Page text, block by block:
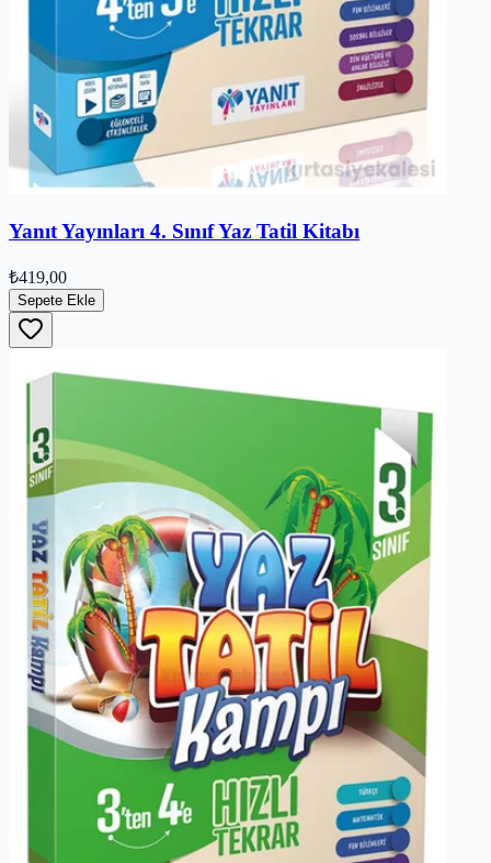
Yanıt Yayınları 4. Sınıf Yaz Tatil Kitabı
₺419,00
Sepete Ekle